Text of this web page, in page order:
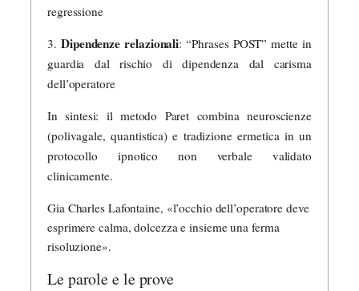
regressione
3.Dipendenze relazionali: “Phrases POST” mette in
guardia dal rischio di dipendenza dal carisma
dell’operatore
In sintesi: il metodo Paret combina neuroscienze
(polivagale, quantistica) e tradizione ermetica in un
protocollo ipnotico non verbale validato
clinicamente.
Gia Charles Lafontaine, «l’occhio dell’operatore deve
esprimere calma, dolcezza e insieme una ferma
risoluzione».
Le parole e le prove